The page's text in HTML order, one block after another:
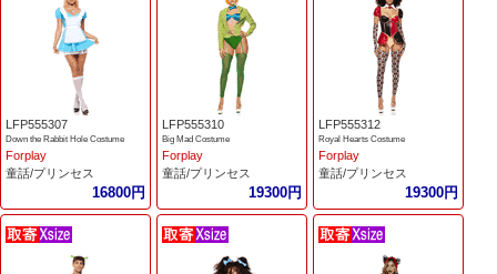
LFP555307
Down the Rabbit Hole Costume
Forplay
童話/プリンセス
16800円
LFP555310
Big Mad Costume
Forplay
童話/プリンセス
19300円
LFP555312
Royal Hearts Costume
Forplay
童話/プリンセス
19300円